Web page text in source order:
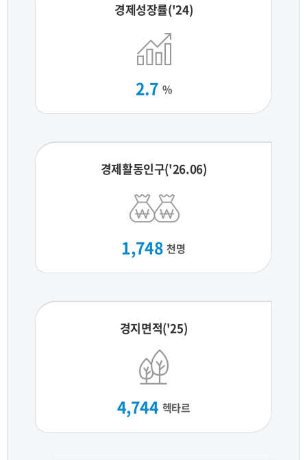
경제성장률('24)
2.7 %
경제활동인구('26.06)
1,748 천명
경지면적('25)
4,744 헥타르